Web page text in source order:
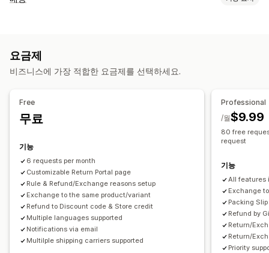
반품 관리
자동 승인
반품 포털 사용자 지정 정책 반품 불가 항목
사용자 지정 브랜딩
배송 관리
요금제
비즈니스에 가장 적합한 요금제를 선택하세요.
Free
무료
기능
6 requests per month
Customizable Return Portal page
Rule & Refund/Exchange reasons setup
Exchange to the same product/variant
Refund to Discount code & Store credit
Multiple languages supported
Notifications via email
Multilple shipping carriers supported
Professional
$9.99
/월
80 free
request
기능
All features
Exchange
Packing
Refund by
Return/
Return/
Priority